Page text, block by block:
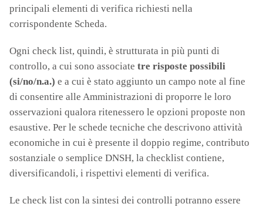
principali elementi di verifica richiesti nella
corrispondente Scheda.
Ogni check list, quindi, è strutturata in più punti di
controllo, a cui sono associate tre risposte possibili
(si/no/n.a.) e a cui è stato aggiunto un campo note al fine
di consentire alle Amministrazioni di proporre le loro
osservazioni qualora ritenessero le opzioni proposte non
esaustive. Per le schede tecniche che descrivono attività
economiche in cui è presente il doppio regime, contributo
sostanziale o semplice DNSH, la checklist contiene,
diversificandoli, i rispettivi elementi di verifica.
Le check list con la sintesi dei controlli potranno essere